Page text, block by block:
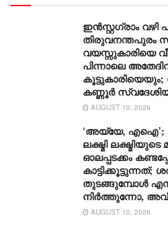
ഇൻസ്റ്റഗ്രാം വഴി
തിരുവനന്തപുരം
വയസ്സുകാരിയെ
പിന്നാലെ
കണ്ണൂർ
AUGUST 10, 2026
‘അയ്യേ, എഐ’;
ലക്ഷ്മി
ഓലപ്പടക്കം
കാട്ടിക്കൂട്ടുന്നത്;
തുടങ്ങുമ്പോൾ
നിർത്തുന്നോ,
AUGUST 10, 2026